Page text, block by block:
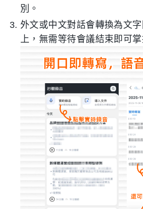
別。
外文或中文對話會轉換為文
上，無需等待會議結束即可掌